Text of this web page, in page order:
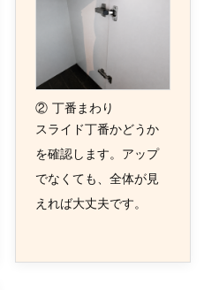
② 丁番まわり
スライド丁番かどうか
を確認します。アップ
でなくても、全体が見
えれば大丈夫です。